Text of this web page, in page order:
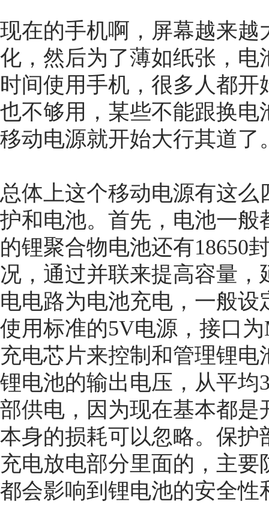
现在的手机啊，屏幕越来
化，然后为了薄如纸张，
时间使用手机，很多人都
也不够用，某些不能跟换
移动电源就开始大行其道了
总体上这个移动电源有这
护和电池。首先，电池一
的锂聚合物电池还有18650
况，通过并联来提高容量
电电路为电池充电，一般
使用标准的5V电源，接口
充电芯片来控制和管理锂
锂电池的输出电压，从平
部供电，因为现在基本都是
本身的损耗可以忽略。保
充电放电部分里面的，主
都会影响到锂电池的安全性